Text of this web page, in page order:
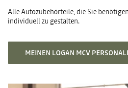
Alle Autozubehörteile, die Sie
individuell zu gestalten.
MEINEN LOGAN MCV